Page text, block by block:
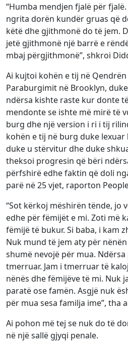
“Humba mendjen fjalë për
ngrita dorën kundër gruas që
këtë dhe gjithmonë do të jem.
jetë gjithmonë një barrë e
mbaj përgjithmonë”, shkroi
Ai kujtoi kohën e tij në
Paraburgimit në Brooklyn,
ndërsa kishte raste kur donte
mendonte se ishte më mirë të
burg dhe një version i ri i tij
kohën e tij në burg duke lexuar
duke u stërvitur dhe duke
theksoi progresin që bëri
përfshirë edhe faktin që doli
parë në 25 vjet, raporton
“Sot kërkoj mëshirën tënde, jo
edhe për fëmijët e mi. Zoti më
fëmijë të bukur. Si baba, i kam
Nuk mund të jem aty për
shumë nevojë për mua.
tmerruar. Jam i tmerruar të
nënës dhe fëmijëve të mi. Nuk
paratë ose famën. Asgjë nuk
për mua sesa familja ime”, tha
Ai pohon më tej se nuk do të
në një sallë gjyqi penale.